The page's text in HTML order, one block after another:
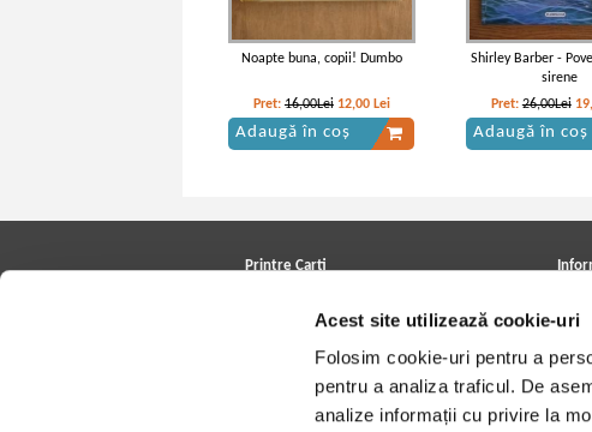
Acest site utilizează cookie-uri
Folosim cookie-uri pentru a
pentru a analiza traficul. De
analize informații cu privire la
Noapte buna, copii! Dumbo
Pret: 16,00Lei 12,00 Lei
Adaugă în coș
Shirley Barber -
sirene
Pret:26,00Lei
Adaugă în coș
Printre Carti
Cele mai căutate cărți
Blog Printre Carti
Cum
Retur